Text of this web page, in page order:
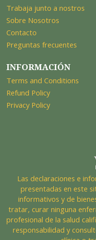
Trabaja junto a nostros
Sobre Nosotros
Contacto
Preguntas frecuentes
INFORMACIÓN
Terms and Conditions
Refund Policy
Privacy Policy
Las declaraciones e
presentadas en este
informativos y de
tratar, curar ninguna
profesional de la salud
responsabilidad y